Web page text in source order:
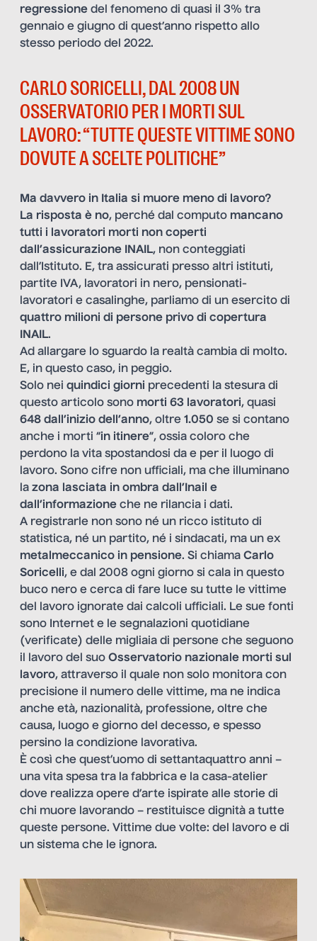
regressione del fenomeno di quasi il 3% tra
gennaio e giugno di quest’anno rispetto allo
stesso periodo del 2022.
CARLO SORICELLI, DAL 2008 UN
OSSERVATORIO PER I MORTI SUL
LAVORO: “TUTTE QUESTE VITTIME SONO
DOVUTE A SCELTE POLITICHE”
Ma davvero in Italia si muore meno di lavoro?
La risposta è no, perché dal computo mancano
tutti i lavoratori morti non coperti
dall’assicurazione INAIL, non conteggiati
dall’Istituto. E, tra assicurati presso altri istituti,
partite IVA, lavoratori in nero, pensionati-
lavoratori e casalinghe, parliamo di un esercito di
quattro milioni di persone privo di copertura
INAIL.
Ad allargare lo sguardo la realtà cambia di molto.
E, in questo caso, in peggio.
Solo nei quindici giorni precedenti la stesura di
questo articolo sono morti 63 lavoratori, quasi
648 dall’inizio dell’anno, oltre 1.050 se si contano
anche i morti “in itinere”, ossia coloro che
perdono la vita spostandosi da e per il luogo di
lavoro. Sono cifre non ufficiali, ma che illuminano
la zona lasciata in ombra dall’Inail e
dall’informazione che ne rilancia i dati.
A registrarle non sono né un ricco istituto di
statistica, né un partito, né i sindacati, ma un ex
metalmeccanico in pensione. Si chiama Carlo
Soricelli, e dal 2008 ogni giorno si cala in questo
buco nero e cerca di fare luce su tutte le vittime
del lavoro ignorate dai calcoli ufficiali. Le sue fonti
sono Internet e le segnalazioni quotidiane
(verificate) delle migliaia di persone che seguono
il lavoro del suo Osservatorio nazionale morti sul
lavoro, attraverso il quale non solo monitora con
precisione il numero delle vittime, ma ne indica
anche età, nazionalità, professione, oltre che
causa, luogo e giorno del decesso, e spesso
persino la condizione lavorativa.
È così che quest’uomo di settantaquattro anni –
una vita spesa tra la fabbrica e la casa-atelier
dove realizza opere d’arte ispirate alle storie di
chi muore lavorando – restituisce dignità a tutte
queste persone. Vittime due volte: del lavoro e di
un sistema che le ignora.